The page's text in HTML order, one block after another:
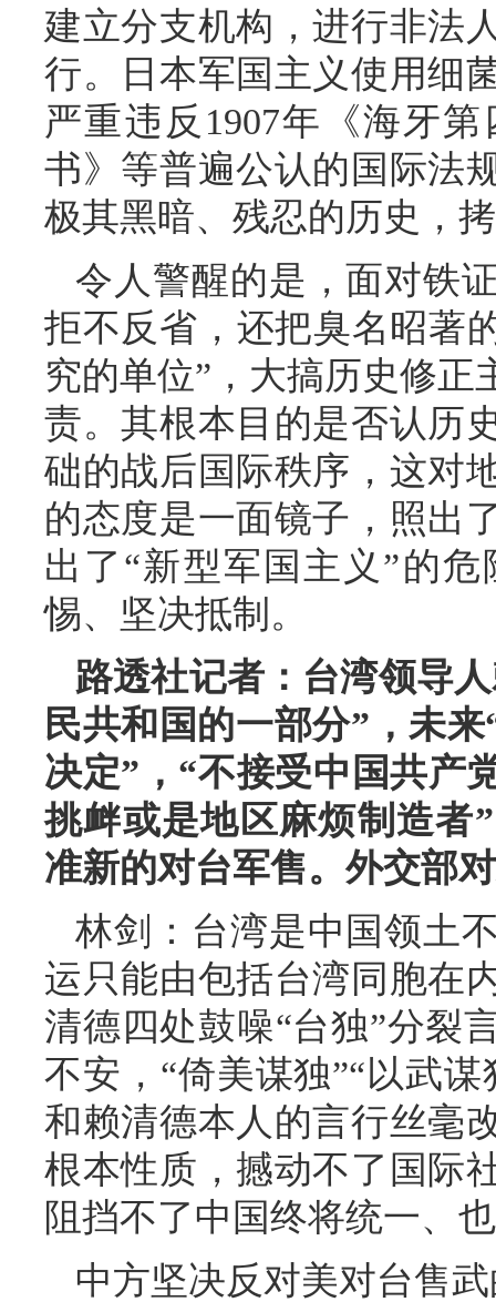
建立分支机构，进行非法
行。日本军国主义使用细
严重违反1907年《海牙
书》等普遍公认的国际法
极其黑暗、残忍的历史，
令人警醒的是，面对铁
拒不反省，还把臭名昭著
究的单位”，大搞历史修
责。其根本目的是否认历
础的战后国际秩序，这对
的态度是一面镜子，照出
出了“新型军国主义”的
惕、坚决抵制。
路透社记者：台湾领导
民共和国的一部分”，未
决定”，“不接受中国共产
挑衅或是地区麻烦制造者
准新的对台军售。外交部
林剑：台湾是中国领土
运只能由包括台湾同胞在
清德四处鼓噪“台独”分裂
不安，“倚美谋独”“以武
和赖清德本人的言行丝毫
根本性质，撼动不了国际
阻挡不了中国终将统一、
中方坚决反对美对台售